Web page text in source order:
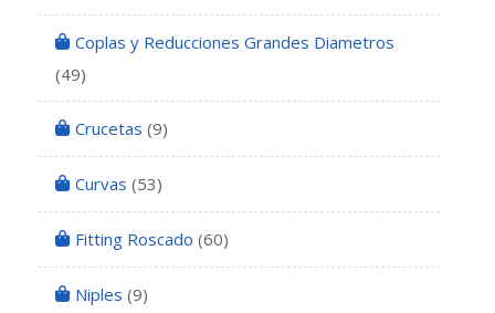
Coplas y Reducciones Grandes Diametros
(49)
Crucetas (9)
Curvas (53)
Fitting Roscado (60)
Niples (9)